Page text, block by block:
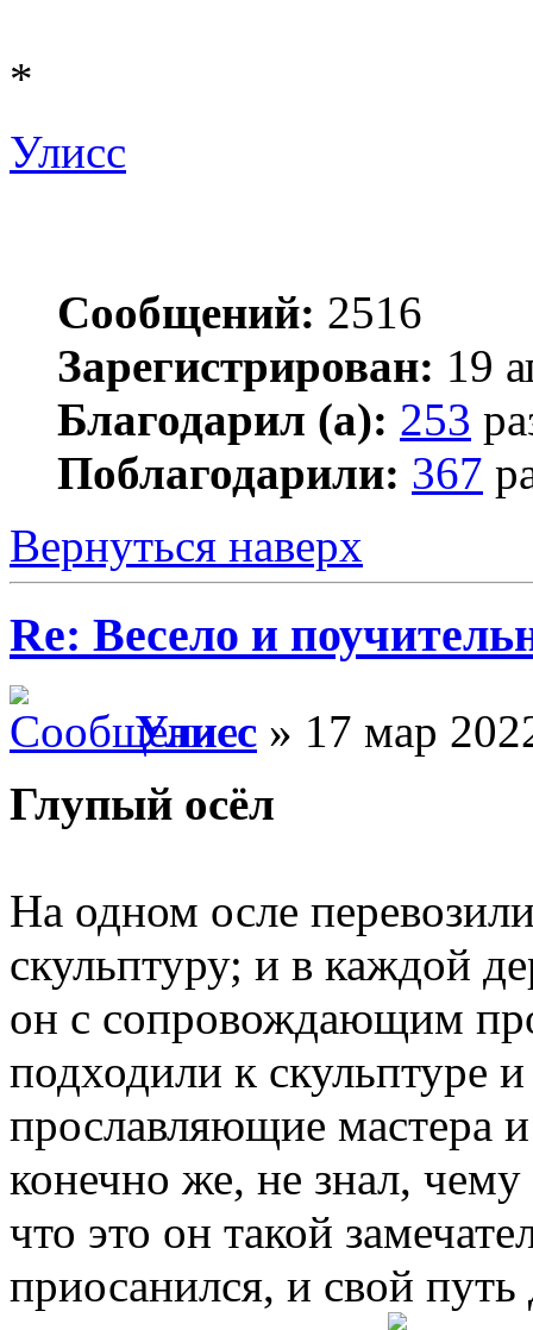
*
Улисс
Сообщений: 2516
Зарегистрирован: 19
Благодарил (а): 253
Поблагодарили: 367
Вернуться наверх
Re: Весело и
Улисс » 17 мар
Глупый осёл
На одном осле
скульптуру; и в каждой
он с сопровождающим
подходили к скульптуре
прославляющие мастера
конечно же, не знал,
что это он такой
приосанился, и свой